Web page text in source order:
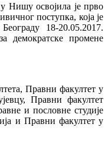
Нишу освојила је прво
поступка, која је
18-20.05.2017.
демократске промене
Правни факултет у
Правни факултет
и пословне студије
и Правни факултет у